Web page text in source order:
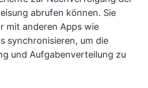
abrufen können. Sie
mit anderen Apps wie
synchronisieren, um die
und Aufgabenverteilung zu